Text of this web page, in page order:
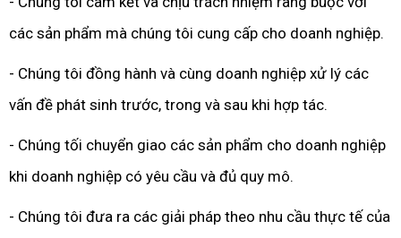
các sản phẩm mà chúng tôi cung cấp cho doanh nghiệp.
- Chúng tôi đồng hành và cùng doanh nghiệp xử lý các
vấn đề phát sinh trước, trong và sau khi hợp tác.
- Chúng tối chuyển giao các sản phẩm cho doanh nghiệp
khi doanh nghiệp có yêu cầu và đủ quy mô.
- Chúng tôi đưa ra các giải pháp theo nhu cầu thực tế của